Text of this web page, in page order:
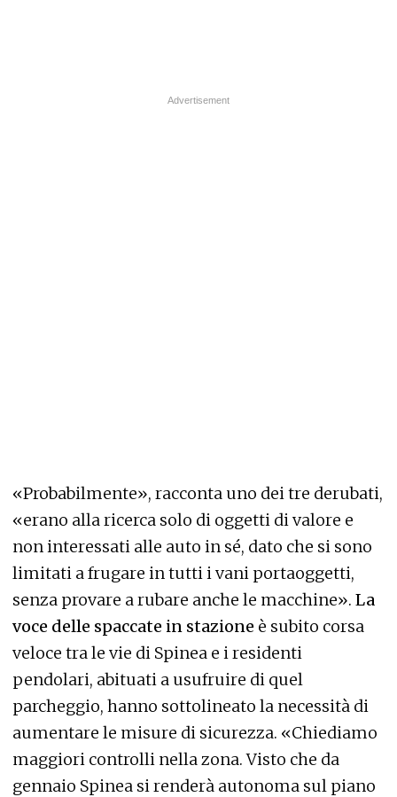
«Probabilmente», racconta uno dei tre derubati,
«erano alla ricerca solo di oggetti di valore e
non interessati alle auto in sé, dato che si sono
limitati a frugare in tutti i vani portaoggetti,
senza provare a rubare anche le macchine». La
voce delle spaccate in stazione è subito corsa
veloce tra le vie di Spinea e i residenti
pendolari, abituati a usufruire di quel
parcheggio, hanno sottolineato la necessità di
aumentare le misure di sicurezza. «Chiediamo
maggiori controlli nella zona. Visto che da
gennaio Spinea si renderà autonoma sul piano